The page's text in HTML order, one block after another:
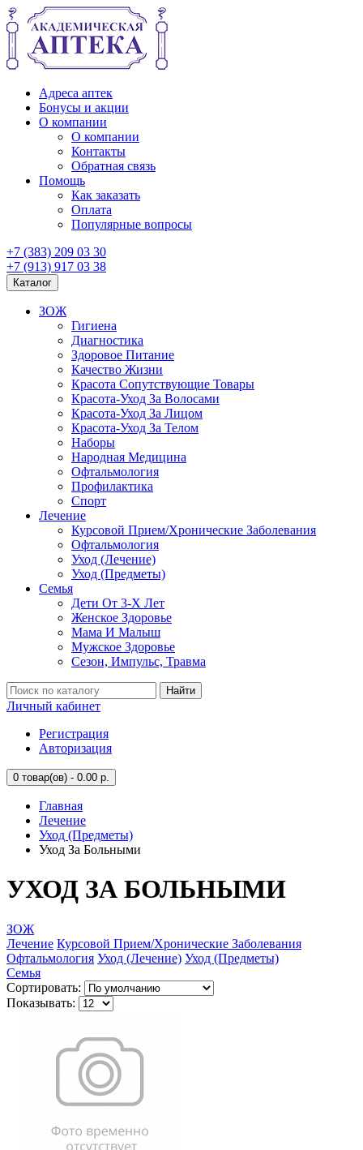
Адреса аптек
Бонусы и акции
О компании
О компании
Контакты
Обратная связь
Помощь
Как заказать
Оплата
Популярные вопросы
+7 (383) 209 03 30
+7 (913) 917 03 38
Каталог
ЗОЖ
Гигиена
Диагностика
Здоровое Питание
Качество Жизни
Красота Сопутствующие Товары
Красота-Уход За Волосами
Красота-Уход За Лицом
Красота-Уход За Телом
Наборы
Народная Медицина
Офтальмология
Профилактика
Спорт
Лечение
Курсовой Прием/Хронические Заболевания
Офтальмология
Уход (Лечение)
Уход (Предметы)
Семья
Дети От 3-Х Лет
Женское Здоровье
Мама И Малыш
Мужское Здоровье
Сезон, Импульс, Травма
Найти
Личный кабинет
Регистрация
Авторизация
0 товар(ов) - 0.00 р.
Главная
Лечение
Уход (Предметы)
Уход За Больными
УХОД ЗА БОЛЬНЫМИ
ЗОЖ
Лечение Курсовой Прием/Хронические Заболевания
Офтальмология Уход (Лечение) Уход (Предметы)
Семья
Сортировать:
Показывать: